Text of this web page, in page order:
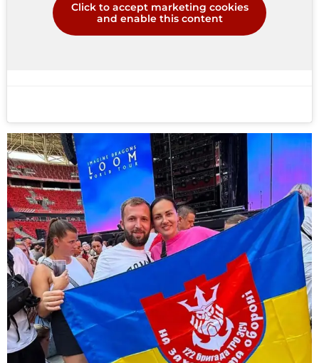
Click to accept marketing cookies
and enable this content